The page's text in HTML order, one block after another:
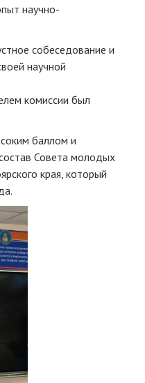
научно-
собеседование и
научной
комиссии был
баллом и
Совета молодых
края, который